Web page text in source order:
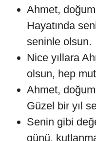
Ahmet,
Hayatında
seninle olsun.
Nice yıllara
olsun, hep
Ahmet,
Güzel bir yıl
Senin gibi
günü,